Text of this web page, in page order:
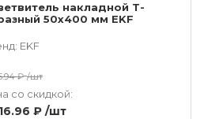
накладной Т-
50х400 мм EKF
EKF
₽ /шт
со скидкой:
₽ /шт